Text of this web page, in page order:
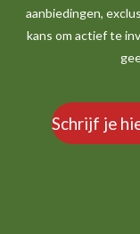
aanbiedingen,
kans om actief te
Schrijf je